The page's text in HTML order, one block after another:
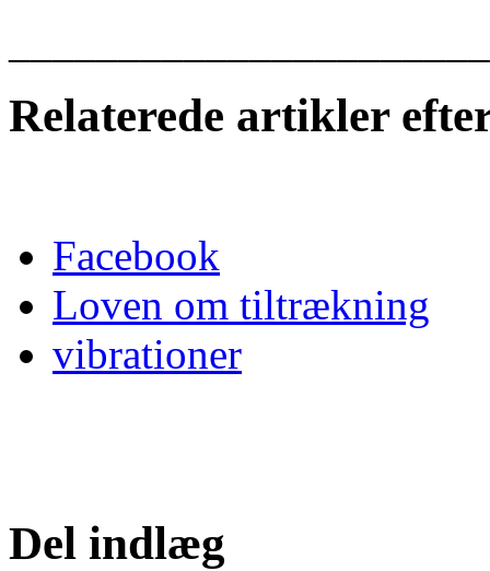
Relaterede artikler
Facebook
Loven om tiltrækning
vibrationer
Del indlæg